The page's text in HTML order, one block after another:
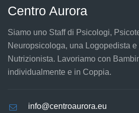
Centro Aurora
Siamo uno Staff di Psicologi,
Neuropsicologa, una Logopedista
Nutrizionista. Lavoriamo con
individualmente e in Coppia.
info@centroaurora.eu